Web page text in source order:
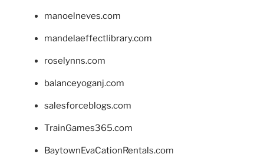
manoelneves.com
mandelaeffectlibrary.com
roselynns.com
balanceyoganj.com
salesforceblogs.com
TrainGames365.com
BaytownEvaCationRentals.com